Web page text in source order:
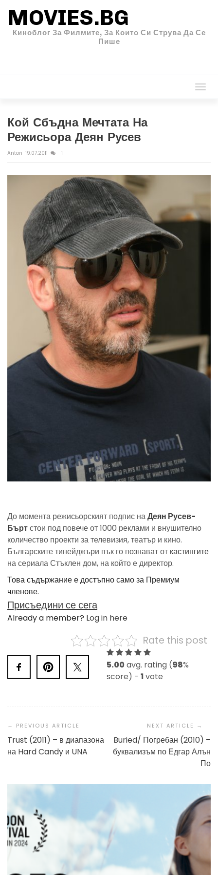
MOVIES.BG
Киноблог За Филмите, За Които Си Струва Да Се
Пише
Кой Сбъдна Мечтата На
Режисьора Деян Русев
Anton 19.07.2011 1
До момента режисьорският подпис наДеян Русев-
Бъртстои под повече от 1000 реклами и внушително
количество проекти за телевизия, театър и кино.
Българските тинейджъри пък го познават от кастингите
на сериала Стъклен дом, на който е директор.
Това съдържание е достъпно само за Премиум
членове.
Присъедини се сега
Already a member? Log in here
Rate this post
5.00avg. rating (98%
score) - 1vote
Navigation
Trust (2011) – в диапазона
на Hard Candy и UNA
Buried/ Погребан (2010) –
буквализъм по Едгар Алън
По